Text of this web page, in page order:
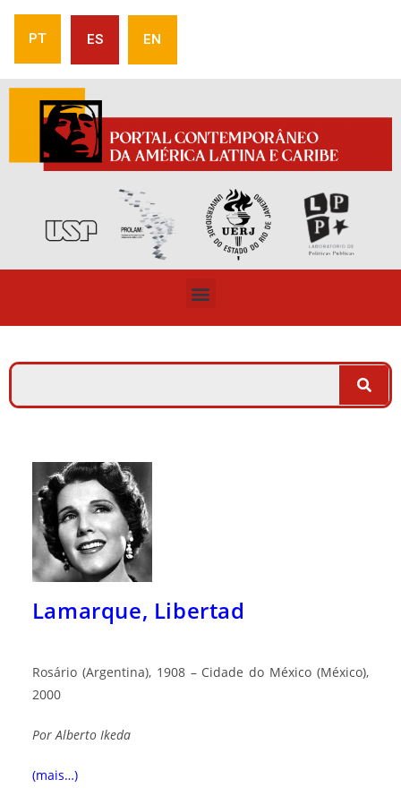
PT ES EN
Lamarque, Libertad
Rosário (Argentina), 1908 – Cidade do México (México),
2000
PorAlberto Ikeda
(mais…)